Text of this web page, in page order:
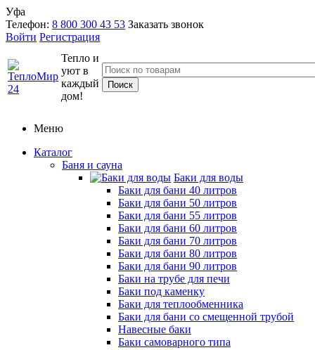
Уфа
Телефон: 8 800 300 43 53 Заказать звонок
Войти Регистрация
Тепло и
уют в
каждый
дом!
Меню
Каталог
Баня и сауна
Баки для воды
Баки для бани 40 литров
Баки для бани 50 литров
Баки для бани 55 литров
Баки для бани 60 литров
Баки для бани 70 литров
Баки для бани 80 литров
Баки для бани 90 литров
Баки на трубе для печи
Баки под каменку
Баки для теплообменника
Баки для бани со смещенной трубой
Навесные баки
Баки самоварного типа